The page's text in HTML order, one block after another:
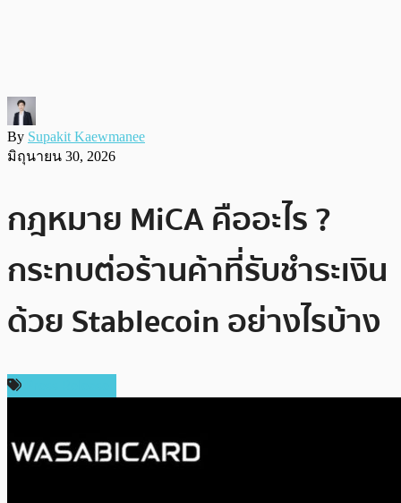
By Supakit Kaewmanee
มิถุนายน 30, 2026
กฎหมาย MiCA คืออะไร ?
กระทบต่อร้านค้าที่รับชำระเงิน
ด้วย Stablecoin อย่างไรบ้าง